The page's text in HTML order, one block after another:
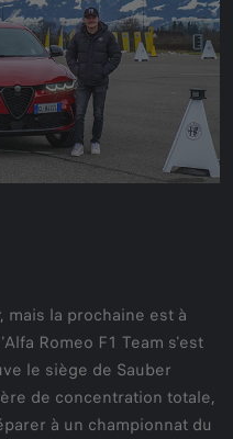
la prochaine est à
Romeo F1 Team s'est
le siège de Sauber
de concentration totale,
à un championnat du